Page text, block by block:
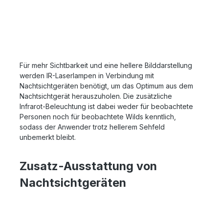
Für mehr Sichtbarkeit und eine hellere Bilddarstellung
werden IR-Laserlampen in Verbindung mit
Nachtsichtgeräten benötigt, um das Optimum aus dem
Nachtsichtgerät herauszuholen. Die zusätzliche
Infrarot-Beleuchtung ist dabei weder für beobachtete
Personen noch für beobachtete Wilds kenntlich,
sodass der Anwender trotz hellerem Sehfeld
unbemerkt bleibt.
Zusatz-Ausstattung von
Nachtsichtgeräten